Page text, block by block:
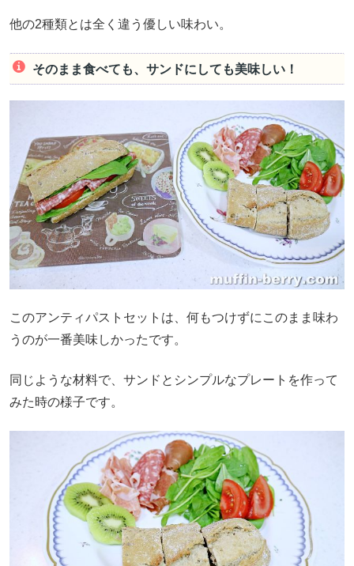
他の2種類とは全く違う優しい味わい。
そのまま食べても、サンドにしても美味しい！
このアンティパストセットは、何もつけずにこのまま味わ
うのが一番美味しかったです。
同じような材料で、サンドとシンプルなプレートを作って
みた時の様子です。